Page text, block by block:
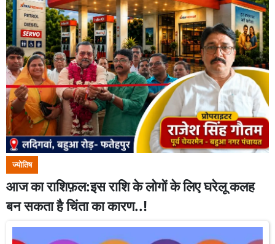
ज्योतिष
आज का राशिफ़ल:इस राशि के लोगों के लिए घरेलू कलह
बन सकता है चिंता का कारण..!